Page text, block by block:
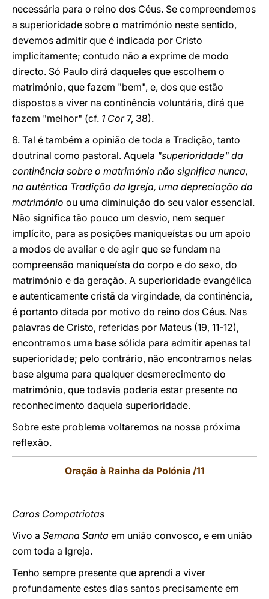
necessária para o reino dos Céus. Se compreendemos
a superioridade sobre o matrimónio neste sentido,
devemos admitir que é indicada por Cristo
implicitamente; contudo não a exprime de modo
directo. Só Paulo dirá daqueles que escolhem o
matrimónio, que fazem "bem", e, dos que estão
dispostos a viver na continência voluntária, dirá que
fazem "melhor" (cf. 1 Cor7, 38).
6. Tal é também a opinião de toda a Tradição, tanto
doutrinal como pastoral. Aquela "superioridade" da
continência sobre o matrimónio não significa nunca,
na autêntica Tradição da Igreja, uma depreciação do
matrimónio ou uma diminuição do seu valor essencial.
Não significa tão pouco um desvio, nem sequer
implícito, para as posições maniqueístas ou um apoio
a modos de avaliar e de agir que se fundam na
compreensão maniqueísta do corpo e do sexo, do
matrimónio e da geração. A superioridade evangélica
e autenticamente cristã da virgindade, da continência,
é portanto ditada por motivo do reino dos Céus. Nas
palavras de Cristo, referidas por Mateus (19, 11-12),
encontramos uma base sólida para admitir apenas tal
superioridade; pelo contrário, não encontramos nelas
base alguma para qualquer desmerecimento do
matrimónio, que todavia poderia estar presente no
reconhecimento daquela superioridade.
Sobre este problema voltaremos na nossa próxima
reflexão.
Oração à Rainha da Polónia /11
Caros Compatriotas
Vivo a Semana Santa em união convosco, e em união
com toda a Igreja.
Tenho sempre presente que aprendi a viver
profundamente estes dias santos precisamente em